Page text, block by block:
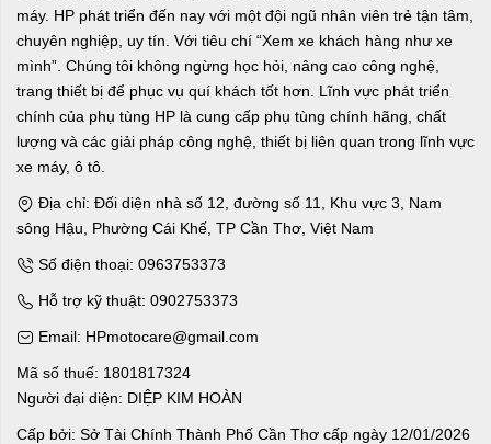
máy. HP phát triển đến nay với một đội ngũ nhân viên trẻ tận tâm,
chuyên nghiệp, uy tín. Với tiêu chí “Xem xe khách hàng như xe
mình”. Chúng tôi không ngừng học hỏi, nâng cao công nghệ,
trang thiết bị để phục vụ quí khách tốt hơn. Lĩnh vực phát triển
chính của phụ tùng HP là cung cấp phụ tùng chính hãng, chất
lượng và các giải pháp công nghệ, thiết bị liên quan trong lĩnh vực
xe máy, ô tô.
Địa chỉ: Đối diện nhà số 12, đường số 11, Khu vực 3, Nam
sông Hậu, Phường Cái Khế, TP Cần Thơ, Việt Nam
Số điện thoại: 0963753373
Hỗ trợ kỹ thuật: 0902753373
Email: HPmotocare@gmail.com
Mã số thuế: 1801817324
Người đại diện: DIỆP KIM HOÀN
Cấp bởi: Sở Tài Chính Thành Phố Cần Thơ cấp ngày 12/01/2026